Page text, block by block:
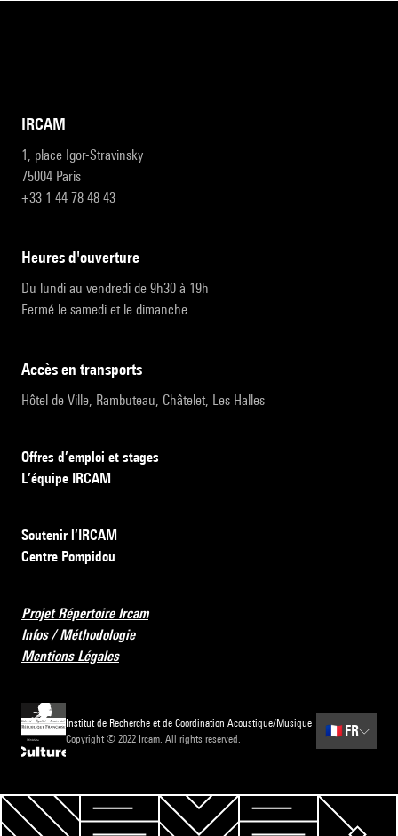
IRCAM
1, place Igor-Stravinsky
75004 Paris
+33 1 44 78 48 43
heures d'ouverture
Du lundi au vendredi de 9h30 à 19h
Fermé le samedi et le dimanche
accès en transports
Hôtel de Ville, Rambuteau, Châtelet, Les Halles
Offres d’emploi et stages
L’équipe IRCAM
Soutenir l’IRCAM
Centre Pompidou
Projet Répertoire Ircam
Infos / Méthodologie
Mentions Légales
Institut de Recherche et de Coordination Acoustique/Musique
Copyright © 2022 Ircam. All rights reserved.
🇫🇷 FR